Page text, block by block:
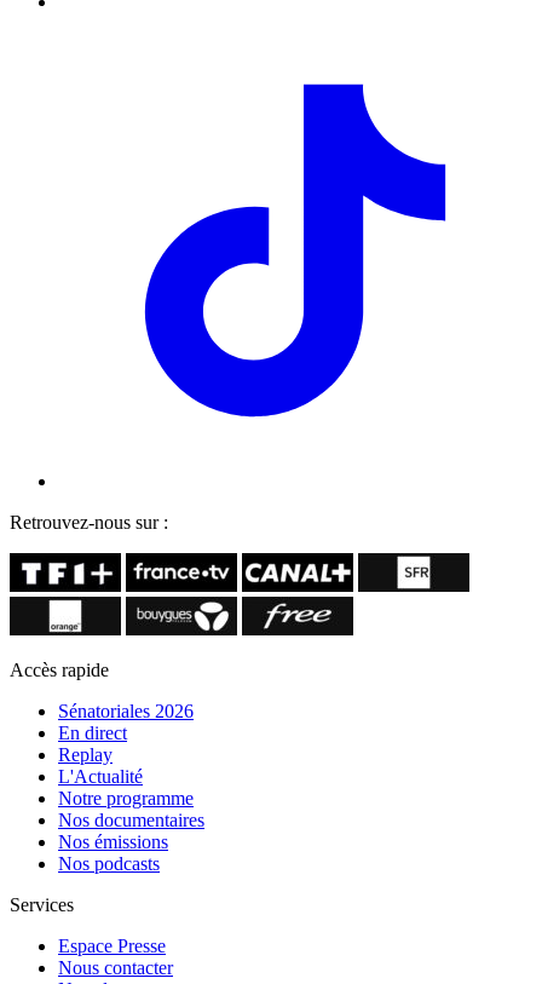
Retrouvez-nous sur :
Accès rapide
Sénatoriales 2026
En direct
Replay
L'Actualité
Notre programme
Nos documentaires
Nos émissions
Nos podcasts
Services
Espace Presse
Nous contacter